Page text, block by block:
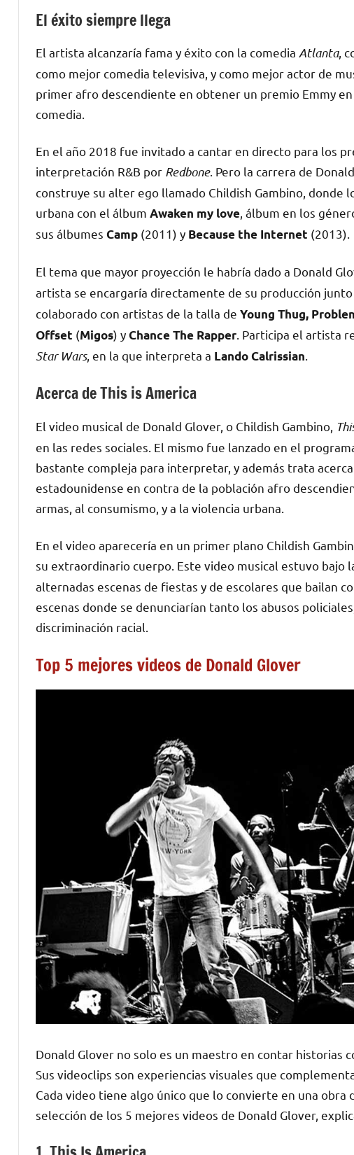
El éxito siempre llega
El artista alcanzaría fama y éxito con la comedia Atlanta,
como mejor comedia televisiva, y como mejor actor de
primer afro descendiente en obtener un premio Emmy
comedia.
En el año 2018 fue invitado a cantar en directo para los
interpretación R&B por Redbone. Pero la carrera de
construye su alter ego llamado Childish Gambino, donde
urbana con el álbum Awaken my love, álbum en los
sus álbumes Camp (2011) y Because the Internet (2013).
El tema que mayor proyección le habría dado a Donald
artista se encargaría directamente de su producción junto
colaborado con artistas de la talla de Young Thug,
Offset (Migos) yChance The Rapper. Participa el artista
Star Wars, en la que interpreta a Lando Calrissian.
Acerca de This is America
El video musical de Donald Glover, o Childish Gambino,
en las redes sociales. El mismo fue lanzado en el
bastante compleja para interpretar, y además trata
estadounidense en contra de la población afro
armas, al consumismo, y a la violencia urbana.
En el video aparecería en un primer plano Childish
su extraordinario cuerpo. Este video musical estuvo bajo
alternadas escenas de fiestas y de escolares que bailan
escenas donde se denunciarían tanto los abusos
discriminación racial.
Top 5 mejores videos de Donald Glover
Donald Glover no solo es un maestro en contar historias
Sus videoclips son experiencias visuales que
Cada video tiene algo único que lo convierte en una obra
selección de los 5 mejores videos de Donald Glover,